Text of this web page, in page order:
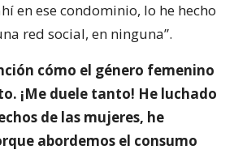
en ese condominio, lo he hecho
red social, en ninguna”.
cómo el género femenino
¡Me duele tanto! He luchado
de las mujeres, he
abordemos el consumo